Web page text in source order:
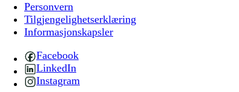
Personvern
Tilgjengelighetserklæring
Informasjonskapsler
Facebook
LinkedIn
Instagram